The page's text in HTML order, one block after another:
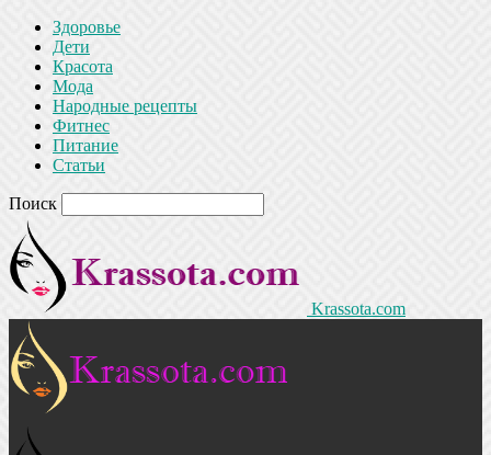
Здоровье
Дети
Красота
Мода
Народные рецепты
Фитнес
Питание
Статьи
Поиск
Krassota.com